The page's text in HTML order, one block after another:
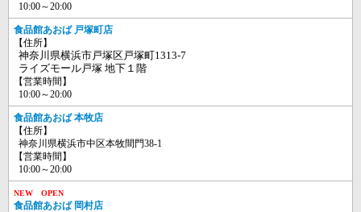
10:00～20:00
食品館あおば 戸塚町店
【住所】
神奈川県横浜市戸塚区戸塚町1313-7
ライズモール戸塚 地下１階
【営業時間】
10:00～20:00
食品館あおば 本牧店
【住所】
神奈川県横浜市中区本牧間門38-1
【営業時間】
10:00～20:00
NEW OPEN
食品館あおば 岡村店